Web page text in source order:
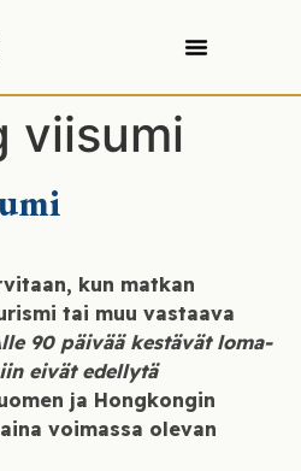
viisumi
kun matkan
tai muu vastaava
90 päivää kestävät loma-
eivät edellytä
ja Hongkongin
voimassa olevan